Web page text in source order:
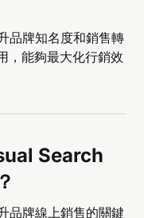
品牌知名度和銷售轉
，能夠最大化行銷效
Search
品牌線上銷售的關鍵